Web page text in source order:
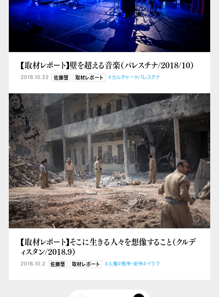
【取材レポート】壁を超える音楽（パレスチナ/2018/10）
2018.10.22 佐藤慧 取材レポート #カルチャー#パレスチナ
【取材レポート】そこに生きる人々を想像すること（クルデ
ィスタン/2018.9）
2018.10.2 佐藤慧 取材レポート #人権#戦争・紛争#イラク